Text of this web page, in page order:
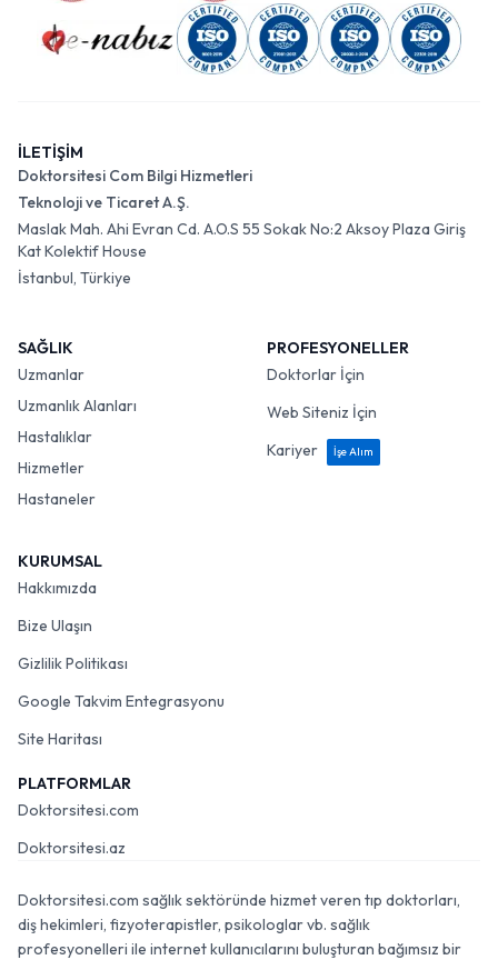
İLETİŞİM
Doktorsitesi Com Bilgi Hizmetleri
Teknoloji ve Ticaret A.Ş.
Maslak Mah. Ahi Evran Cd. A.O.S 55 Sokak No:2 Aksoy Plaza Giriş
Kat Kolektif House
İstanbul, Türkiye
SAĞLIK
Uzmanlar
Uzmanlık Alanları
Hastalıklar
Hizmetler
Hastaneler
PROFESYONELLER
Doktorlar İçin
Web Siteniz İçin
Kariyer
İşe Alım
KURUMSAL
Hakkımızda
Bize Ulaşın
Gizlilik Politikası
Google Takvim Entegrasyonu
Site Haritası
PLATFORMLAR
Doktorsitesi.com
Doktorsitesi.az
Doktorsitesi.com sağlık sektöründe hizmet veren tıp doktorları,
diş hekimleri, fizyoterapistler, psikologlar vb. sağlık
profesyonelleri ile internet kullanıcılarını buluşturan bağımsız bir